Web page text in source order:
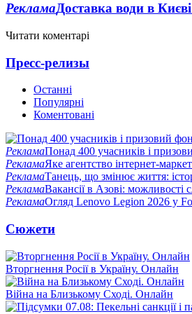
РекламаДоставка води в
Читати коментарі
Пресс-релизы
Останні
Популярні
Коментовані
РекламаПонад 400 учасників і
РекламаЯке агентство інтернет-
РекламаТанець, що змінює життя:
РекламаВакансії в Азові:
РекламаОгляд Lenovo Legion 2026 у
Сюжети
Вторгнення Росії в Україну. Онлайн
Війна на Близькому Сході. Онлайн